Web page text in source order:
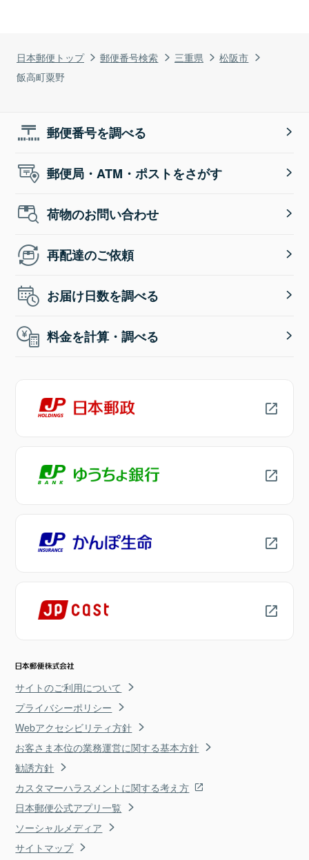
日本郵便トップ 郵便番号検索 三重県
松阪市
飯高町粟野
郵便番号を調べる
郵便局・ATM・ポストをさがす
荷物のお問い合わせ
再配達のご依頼
お届け日数を調べる
料金を計算・調べる
サイトのご利用について
プライバシーポリシー
Webアクセシビリティ方針
お客さま本位の業務運営に関する基本方針
勧誘方針
カスタマーハラスメントに関する考え方
日本郵便公式アプリ一覧
ソーシャルメディア
サイトマップ